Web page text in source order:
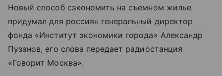
Новый способ сэкономить на съемном жилье
придумал для россиян генеральный директор
фонда «Институт экономики города» Александр
Пузанов, его слова передает радиостанция
«Говорит Москва».